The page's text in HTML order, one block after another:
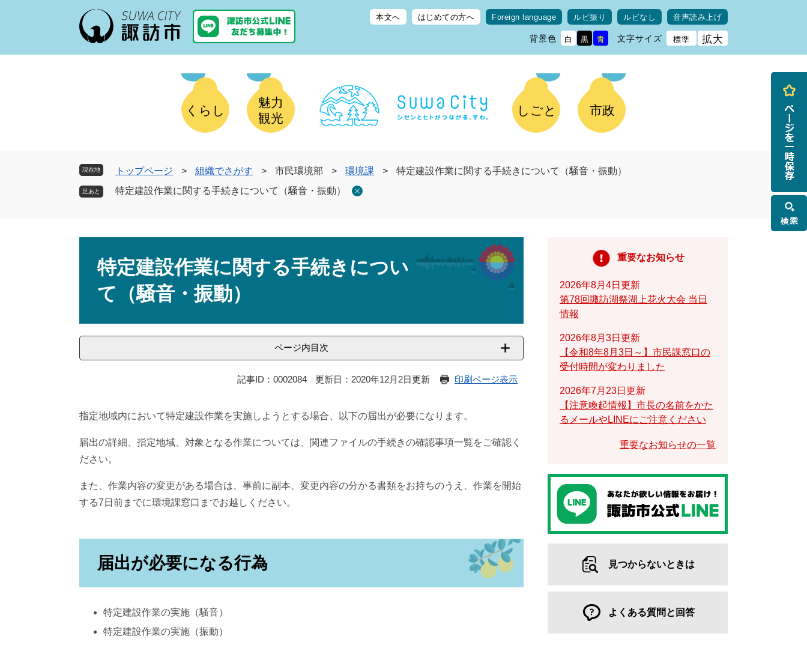
本文へ はじめての方へ Foreign language ルビ振り ルビなし 音声読み上げ
背景色 白 黒 青 文字サイズ 標準 拡大
くらし
魅力
観光
しごと 市政
現在地 トップページ > 組織でさがす > 市民環境部 > 環境課 >
特定建設作業に関する手続きについて（騒音・振動）
特定建設作業に関する手続きについて（騒音・振動）
特定建設作業に関する手続きについ
て（騒音・振動）
ページ内目次
記事ID：0002084 更新日：2020年12月2日更新 印刷ページ表示
指定地域内において特定建設作業を実施しようとする場合、以下の届出が必要になります。
届出の詳細、指定地域、対象となる作業については、関連ファイルの手続きの確認事項一覧をご確認く
ださい。
また、作業内容の変更がある場合は、事前に副本、変更内容の分かる書類をお持ちのうえ、作業を開始
する7日前までに環境課窓口までお越しください。
届出が必要になる行為
特定建設作業の実施（騒音）
特定建設作業の実施（振動）
重要なお知らせ
2026年8月4日更新
第78回諏訪湖祭湖上花火大会 当日
情報
2026年8月3日更新
【令和8年8月3日～】市民課窓口の
受付時間が変わりました
2026年7月23日更新
【注意喚起情報】市長の名前をかた
るメールやLINEにご注意ください
重要なお知らせの一覧
見つからないときは
よくある質問と回答